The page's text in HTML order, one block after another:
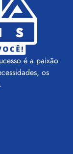
é a paixão
os